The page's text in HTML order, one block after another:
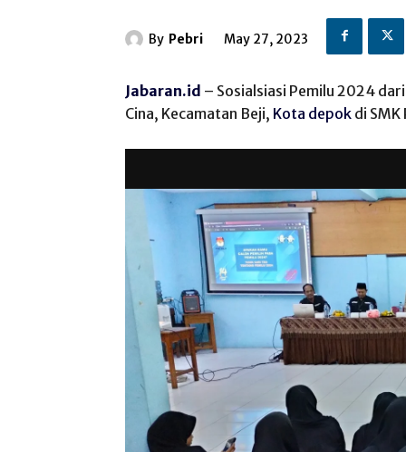
By Pebri May 27, 2023
Jabaran.id – Sosialsiasi Pemilu 2024
Cina, Kecamatan Beji, Kota depok di